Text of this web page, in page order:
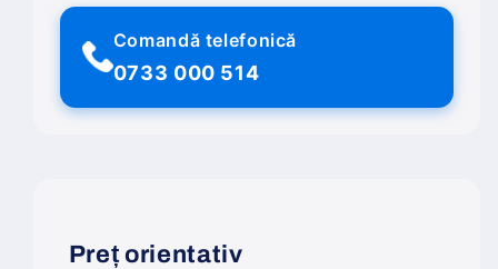
Comandă telefonică
0733 000 514
Preț orientativ